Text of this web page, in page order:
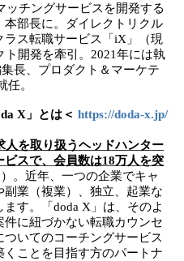
ッチングサービスを開発する
部長に。ダイレクトリクル
ス転職サービス「iX」（現
ト開発を牽引。2021年には執
長、プロダクト＆マーケテ
任。
X」とは＜ https://doda-x.jp/
人を取り扱うヘッドハンター
スで、会員数は18万人を突
）。近年、一つの企業でキャ
業（複業）、独立、起業な
す。「doda X」は、そのよ
に紐づかない転職カウンセ
いてのコーチングサービス
ことを目指す方のパートナ